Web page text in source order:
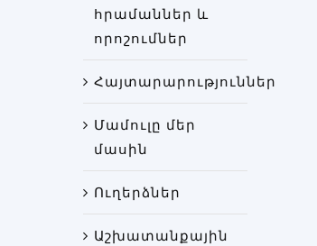
հրամաններ և
որոշումներ
Հայտարարություններ
Մամուլը մեր
մասին
Ուղերձներ
Աշխատանքային